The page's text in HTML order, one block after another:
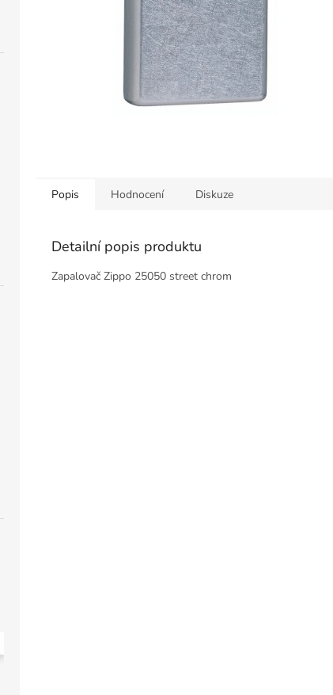
Popis Hodnocení Diskuze
Detailní popis produktu
Zapalovač Zippo 25050 street chrom